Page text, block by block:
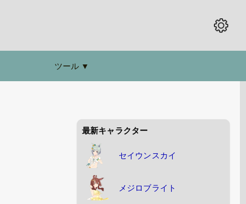
ツール ▼
最新キャラクター
セイウンスカイ
メジロブライト